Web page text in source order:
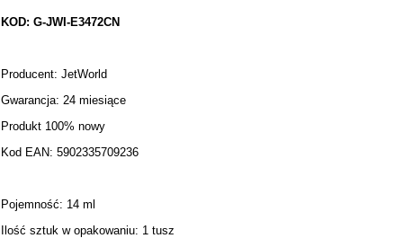
KOD: G-JWI-E3472CN
Producent: JetWorld
Gwarancja: 24 miesiące
Produkt 100% nowy
Kod EAN: 5902335709236
Pojemność: 14 ml
Ilość sztuk w opakowaniu: 1 tusz